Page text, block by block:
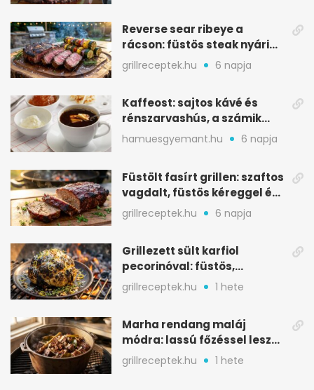
Reverse sear ribeye a
rácson: füstös steak nyári
tökkebabbal
grillreceptek.hu 6 napja
Kaffeost: sajtos kávé és
rénszarvashús, a számik
melegítő itala
hamuesgyemant.hu 6 napja
Füstölt fasírt grillen: szaftos
vagdalt, füstös kéreggel és
BBQ mázzal
grillreceptek.hu 6 napja
Grillezett sült karfiol
pecorinóval: füstös,
karamellizált nyári kedvenc
grillreceptek.hu 1 hete
Marha rendang maláj
módra: lassú főzéssel lesz
igazán szaftos
grillreceptek.hu 1 hete